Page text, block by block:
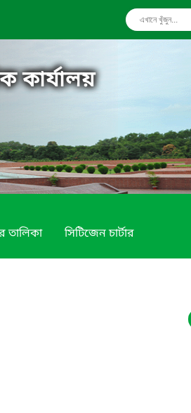
কার্যালয়
তালিকা সিটিজেন চার্টার